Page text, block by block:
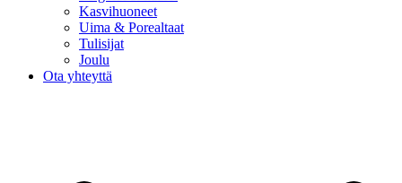
Kasvihuoneet
Uima & Porealtaat
Tulisijat
Joulu
Ota yhteyttä